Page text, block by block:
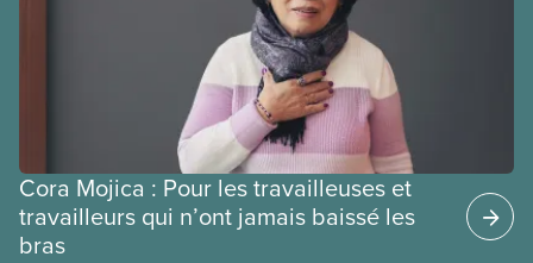
Cora Mojica : Pour les travailleuses et
travailleurs qui n’ont jamais baissé les
bras